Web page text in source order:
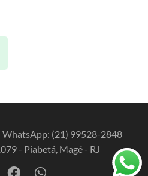
WhatsApp: (21) 99528-2848
- Piabetá, Magé - RJ